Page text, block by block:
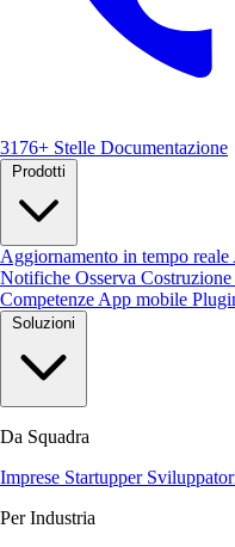
3176+ Stelle Documentazione
Prodotti
Aggiornamento in tempo reale
Notifiche Osserva Costruzione
Competenze App mobile
Soluzioni
Da Squadra
Imprese Startupper
Per Industria